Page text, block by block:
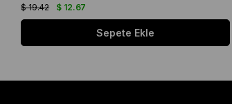
$ 12.67
$ 19.42
Sepete Ekle